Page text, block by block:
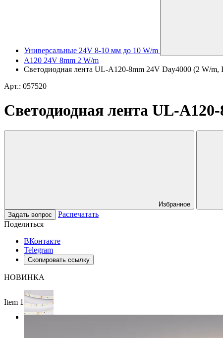
Универсальные 24V 8-10 мм до 10 W/m
A120 24V 8mm 2 W/m
Светодиодная лента UL-A120-8mm 24V Day4000 (2 W/
Арт.: 057520
Светодиодная лента UL-
Избранное
Задать вопрос
Распечатать
Поделиться
ВКонтакте
Telegram
Скопировать ссылку
НОВИНКА
Item 1 of 3